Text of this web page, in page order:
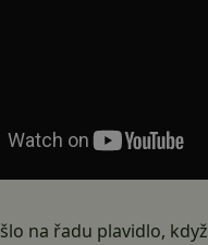
na řadu plavidlo,